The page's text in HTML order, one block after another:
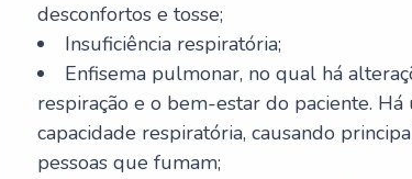
desconfortos e tosse;
Insuficiência respiratória;
Enfisema pulmonar, no qual há
respiração e o bem-estar do paciente.
capacidade respiratória, causando
pessoas que fumam;